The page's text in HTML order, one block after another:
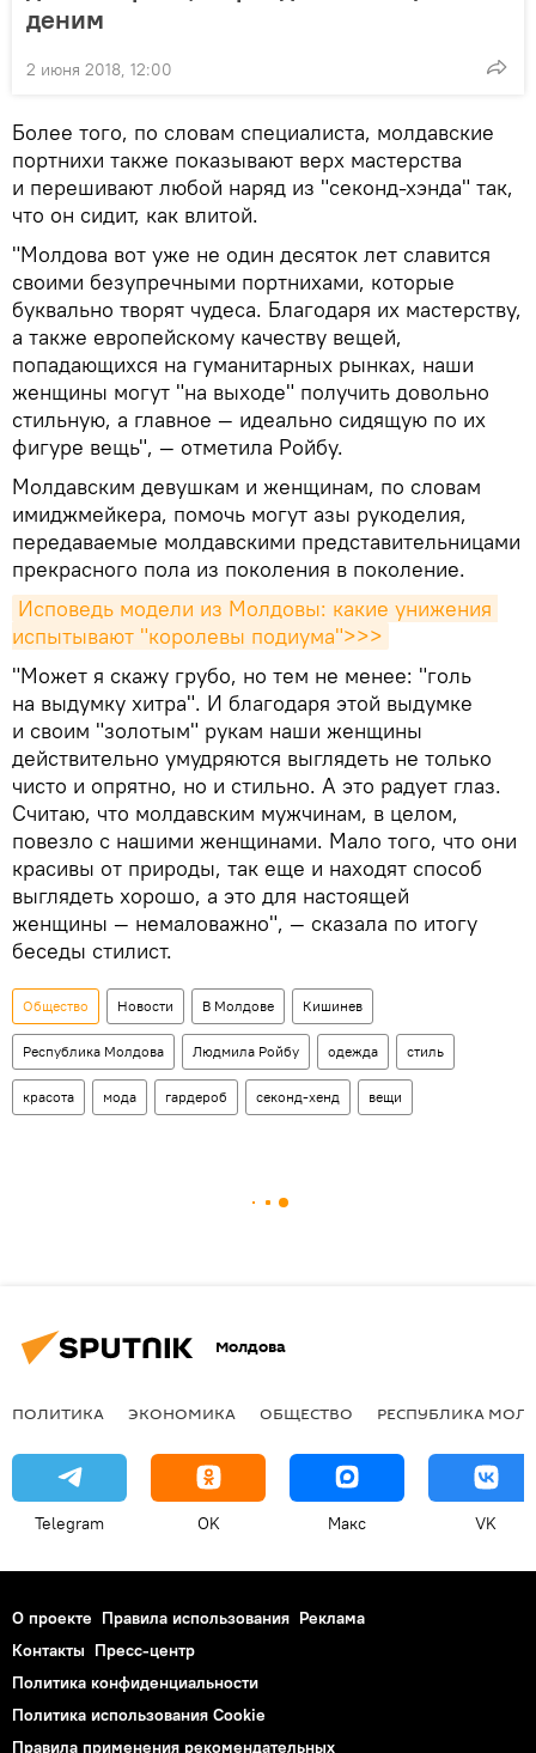
деним
2 июня 2018, 12:00
Более того, по словам специалиста, молдавские
портнихи также показывают верх мастерства
и перешивают любой наряд из "секонд-хэнда" так,
что он сидит, как влитой.
"Молдова вот уже не один десяток лет славится
своими безупречными портнихами, которые
буквально творят чудеса. Благодаря их мастерству,
а также европейскому качеству вещей,
попадающихся на гуманитарных рынках, наши
женщины могут "на выходе" получить довольно
стильную, а главное — идеально сидящую по их
фигуре вещь", — отметила Ройбу.
Молдавским девушкам и женщинам, по словам
имиджмейкера, помочь могут азы рукоделия,
передаваемые молдавскими представительницами
прекрасного пола из поколения в поколение.
Исповедь модели из Молдовы: какие унижения
испытывают "королевы подиума">>>
"Может я скажу грубо, но тем не менее: "голь
на выдумку хитра". И благодаря этой выдумке
и своим "золотым" рукам наши женщины
действительно умудряются выглядеть не только
чисто и опрятно, но и стильно. А это радует глаз.
Считаю, что молдавским мужчинам, в целом,
повезло с нашими женщинами. Мало того, что они
красивы от природы, так еще и находят способ
выглядеть хорошо, а это для настоящей
женщины — немаловажно", — сказала по итогу
беседы стилист.
Общество Новости В Молдове Кишинев
Республика Молдова Людмила Ройбу одежда стиль
красота мода гардероб секонд-хенд вещи
Молдова
ПОЛИТИКА ЭКОНОМИКА ОБЩЕСТВО РЕСПУБЛИКА
Telegram OK Макс VK
О проекте Правила использования Реклама
Контакты Пресс-центр
Политика конфиденциальности
Политика использования Cookie
Правила применения рекомендательных